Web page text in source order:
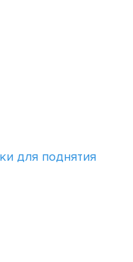
для поднятия